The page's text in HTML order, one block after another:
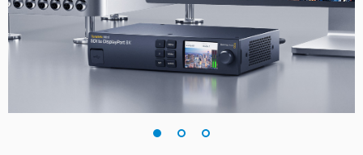
Denmark
Finland
Germany